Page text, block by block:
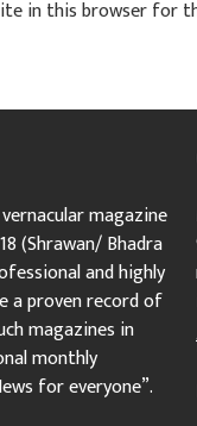
in this browser for
magazine
(Shrawan/ Bhadra
and highly
a proven record of
magazines in
monthly
for everyone”.